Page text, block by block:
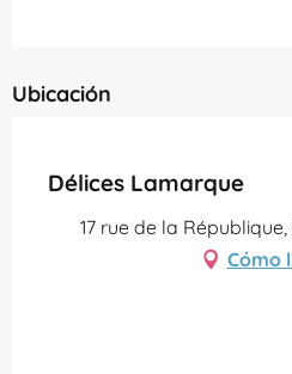
Ubicación
Délices Lamarque
17 rue de la
Cómo